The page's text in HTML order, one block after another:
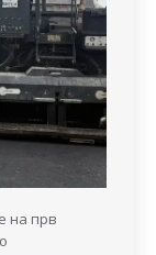
на прв